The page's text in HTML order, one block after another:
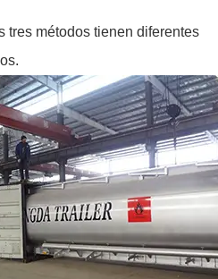
tres métodos tienen diferentes